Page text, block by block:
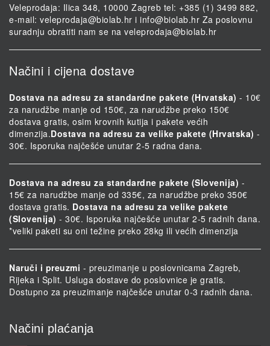
Veleprodaja: Ilica 348, 10000 Zagreb tel: +385 (1) 3499 882,
e-mail: veleprodaja@biolab.hr i info@biolab.hr Za poslovnu
suradnju obratiti nam se na veleprodaja@biolab.hr
Načini i cijena dostave
Dostava na adresu za standardne pakete (Hrvatska) - 10€
za narudžbe manje od 150€, za narudžbe preko 150€
dostava gratis, osim krovnih kutija i pakete većih
dimenzija.Dostava na adresu za velike pakete (Hrvatska) -
30€. Isporuka najčešće unutar 2-5 radna dana.
Dostava na adresu za standardne pakete (Slovenija) -
15€ za narudžbe manje od 335€, za narudžbe preko 350€
dostava gratis. Dostava na adresu za velike pakete
(Slovenija) - 30€. Isporuka najčešće unutar 2-5 radnih dana.
*veliki paketi su oni težine preko 28kg ili većih dimenzija
Naruči i preuzmi - preuzimanje u poslovnicama Zagreb,
Rijeka i Split. Usluga dostave do poslovnice je gratis.
Dostupno za preuzimanje najčešće unutar 0-3 radnih dana.
Načini plaćanja